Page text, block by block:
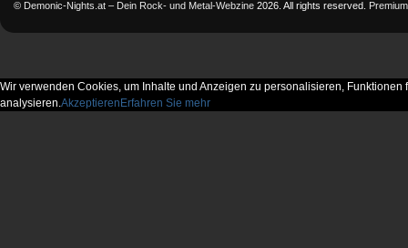
© Demonic-Nights.at – Dein Rock- und Metal-Webzine 2026. All rights reserved.
Wir verwenden Cookies, um Inhalte und Anzeigen zu personalisieren,
analysieren.Akzeptieren Erfahren Sie mehr